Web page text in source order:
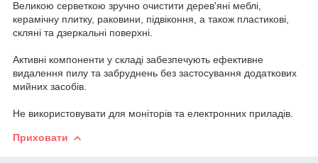
Великою серветкою зручно очистити дерев'яні меблі,
керамічну плитку, раковини, підвіконня, а також пластикові,
скляні та дзеркальні поверхні.
Активні компоненти у складі забезпечують ефективне
видалення пилу та забруднень без застосування додаткових
мийних засобів.
Не використовувати для моніторів та електронних приладів.
Приховати